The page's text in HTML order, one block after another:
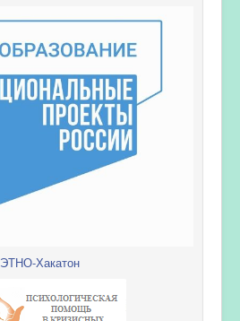
ЭТНО-Хакатон